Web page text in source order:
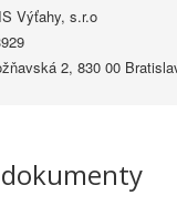
Výťahy, s.r.o
2, 830 00